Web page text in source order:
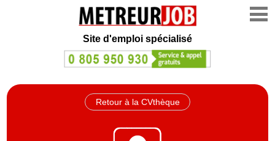
Site d'emploi spécialisé
Retour à la CVthèque